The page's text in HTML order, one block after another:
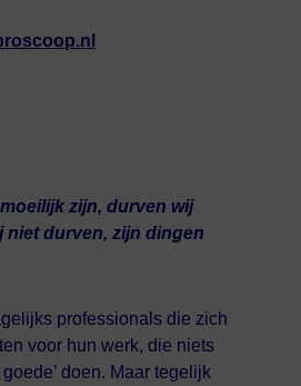
zijn, durven wij
niet durven, zijn dingen
professionals die zich
voor hun werk, die niets
doen. Maar tegelijk